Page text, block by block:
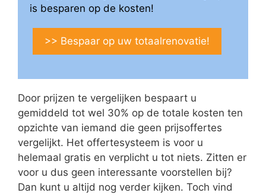
is besparen op de kosten!
>> Bespaar op uw totaalrenovatie!
Door prijzen te vergelijken bespaart u
gemiddeld tot wel 30% op de totale kosten ten
opzichte van iemand die geen prijsoffertes
vergelijkt. Het offertesysteem is voor u
helemaal gratis en verplicht u tot niets. Zitten er
voor u dus geen interessante voorstellen bij?
Dan kunt u altijd nog verder kijken. Toch vind